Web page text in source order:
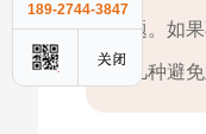
题。如
几种避
189-2744-3847